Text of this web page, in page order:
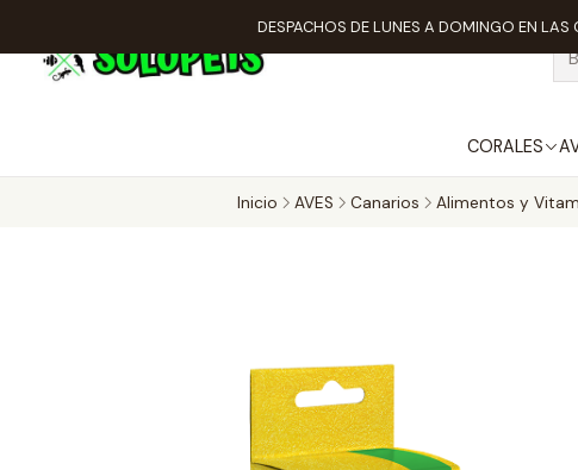
CORALES
DESPACHOS DE LUNES A DOMINGO EN
Inicio AVES Canarios Alimentos y